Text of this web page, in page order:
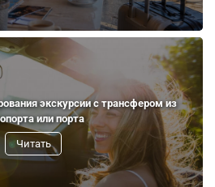
экскурсии с трансфером из
или порта
Читать